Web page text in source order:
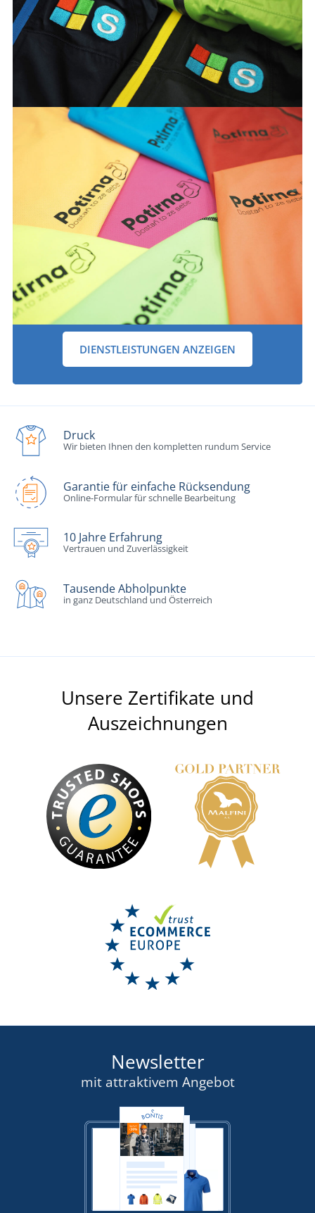
DIENSTLEISTUNGEN ANZEIGEN
Druck
Wir bieten Ihnen den kompletten rundum Service
Garantie für einfache Rücksendung
Online-Formular für schnelle Bearbeitung
10 Jahre Erfahrung
Vertrauen und Zuverlässigkeit
Tausende Abholpunkte
in ganz Deutschland und Österreich
Unsere Zertifikate und
Auszeichnungen
Newsletter
mit attraktivem Angebot